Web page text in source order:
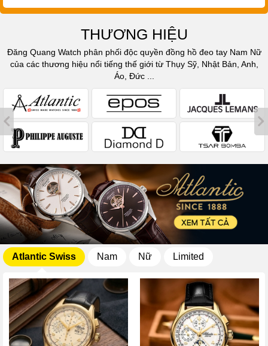
THƯƠNG HIỆU
Đăng Quang Watch phân phối độc quyền đồng hồ đeo tay Nam Nữ
của các thương hiệu nổi tiếng thế giới từ Thụy Sỹ, Nhật Bản, Anh,
Áo, Đức ...
Atlantic Swiss Nam Nữ Limited